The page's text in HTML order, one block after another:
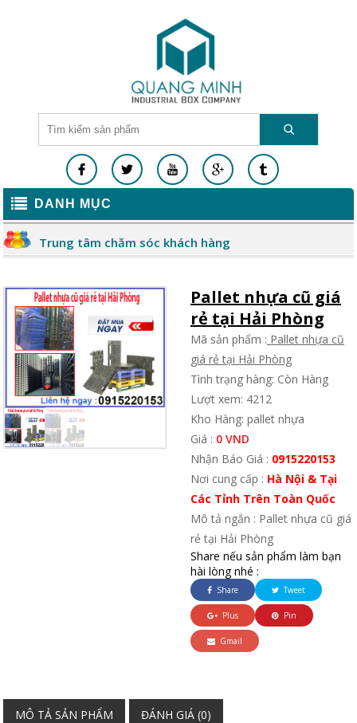
DANH MỤC
Trung tâm chăm sóc khách hàng
Pallet nhựa cũ giá
rẻ tại Hải Phòng
Mã sản phẩm : Pallet nhựa cũ
giá rẻ tại Hải Phòng
Tình trạng hàng: Còn Hàng
Lượt xem: 4212
Kho Hàng: pallet nhựa
Giá : 0 VND
Nhận Báo Giá : 0915220153
Nơi cung cấp : Hà Nội & Tại
Các Tỉnh Trên Toàn Quốc
Mô tả ngắn : Pallet nhựa cũ giá
rẻ tại Hải Phòng
Share nếu sản phẩm làm bạn
hài lòng nhé :
Share Tweet
Plus Pin
Gmail
MÔ TẢ SẢN PHẨM ĐÁNH GIÁ (0)